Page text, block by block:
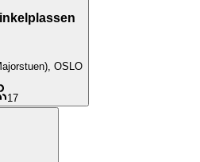
OSLO
17